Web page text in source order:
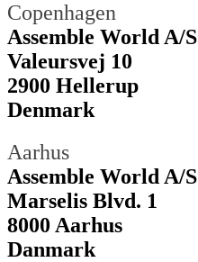
Copenhagen
Assemble World A/S
Valeursvej 10
2900 Hellerup
Denmark
Aarhus
Assemble World A/S
Marselis Blvd. 1
8000 Aarhus
Danmark